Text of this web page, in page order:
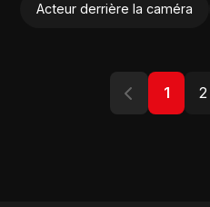
Acteur derrière la caméra
1 2